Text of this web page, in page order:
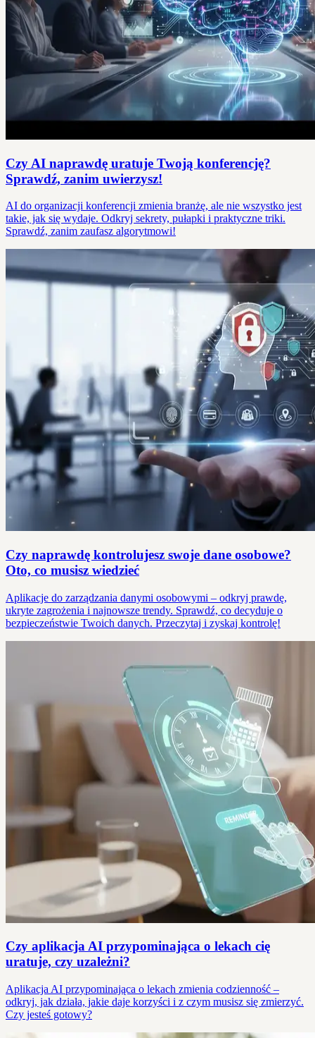
Czy AI naprawdę uratuje Twoją konferencję?
Sprawdź, zanim uwierzysz!
AI do organizacji konferencji zmienia branżę, ale nie wszystko jest
takie, jak się wydaje. Odkryj sekrety, pułapki i praktyczne triki.
Sprawdź, zanim zaufasz algorytmowi!
Czy naprawdę kontrolujesz swoje dane osobowe?
Oto, co musisz wiedzieć
Aplikacje do zarządzania danymi osobowymi – odkryj prawdę,
ukryte zagrożenia i najnowsze trendy. Sprawdź, co decyduje o
bezpieczeństwie Twoich danych. Przeczytaj i zyskaj kontrolę!
Czy aplikacja AI przypominająca o lekach cię
uratuje, czy uzależni?
Aplikacja AI przypominająca o lekach zmienia codzienność –
odkryj, jak działa, jakie daje korzyści i z czym musisz się zmierzyć.
Czy jesteś gotowy?